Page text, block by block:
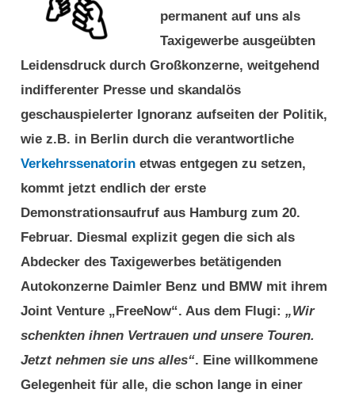
permanent auf uns als
Taxigewerbe ausgeübten
Leidensdruck durch Großkonzerne, weitgehend
indifferenter Presse und skandalös
geschauspielerter Ignoranz aufseiten der Politik,
wie z.B. in Berlin durch die verantwortliche
Verkehrssenatorin etwas entgegen zu setzen,
kommt jetzt endlich der erste
Demonstrationsaufruf aus Hamburg zum 20.
Februar. Diesmal explizit gegen die sich als
Abdecker des Taxigewerbes betätigenden
Autokonzerne Daimler Benz und BMW mit ihrem
Joint Venture „FreeNow“. Aus dem Flugi:„Wir
schenkten ihnen Vertrauen und unsere Touren.
Jetzt nehmen sie uns alles“. Eine willkommene
Gelegenheit für alle, die schon lange in einer